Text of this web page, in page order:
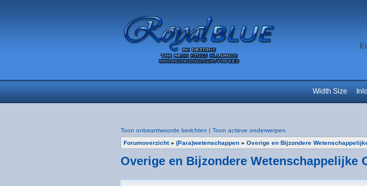
Width Size
Toon onbeantwoorde berichten | Toon actieve onderwerpen
Forumoverzicht» (Para)wetenschappen» Overige en Bijzondere
Overige en Bijzondere Wetenschappelijke